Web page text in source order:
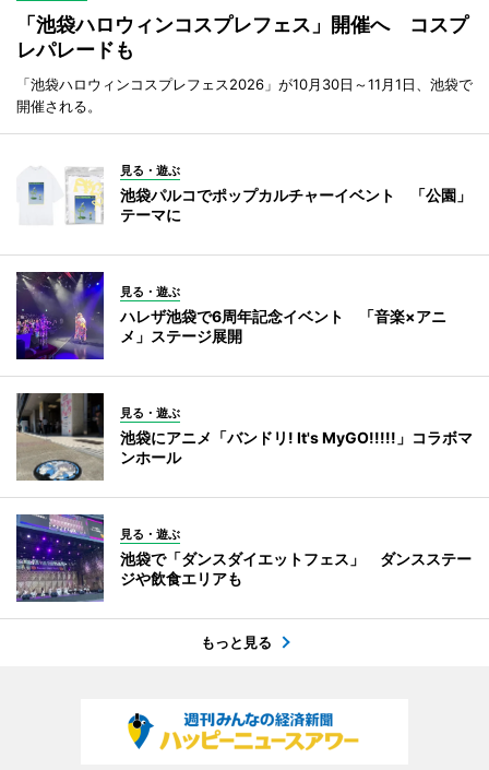
「池袋ハロウィンコスプレフェス」開催へ コスプ
レパレードも
「池袋ハロウィンコスプレフェス2026」が10月30日～11月1日、池袋で
開催される。
見る・遊ぶ
池袋パルコでポップカルチャーイベント 「公園」
テーマに
見る・遊ぶ
ハレザ池袋で6周年記念イベント 「音楽×アニ
メ」ステージ展開
見る・遊ぶ
池袋にアニメ「バンドリ! It's MyGO!!!!!」コラボマ
ンホール
見る・遊ぶ
池袋で「ダンスダイエットフェス」 ダンスステー
ジや飲食エリアも
もっと見る